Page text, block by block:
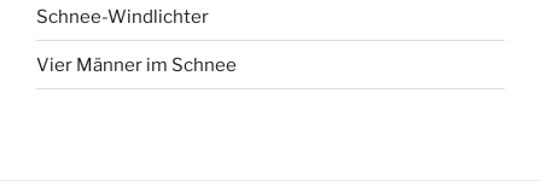
Schnee-Windlichter
Vier Männer im Schnee